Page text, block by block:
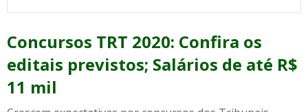
Concursos TRT 2020: Confira os
editais previstos; Salários de até R$
11 mil